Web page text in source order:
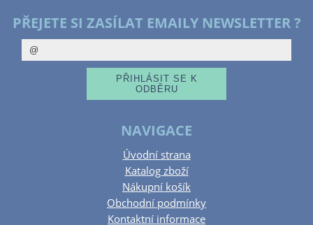
PŘEJETE SI ZASÍLAT EMAILY NEWSLETTER ?
NAVIGACE
Úvodní strana
Katalog zboží
Nákupní košík
Obchodní podmínky
Kontaktní informace